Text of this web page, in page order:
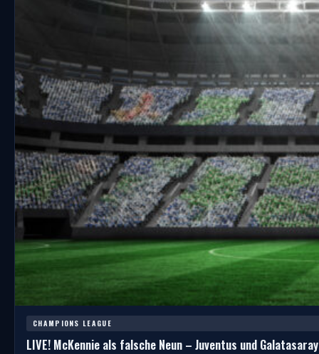
CHAMPIONS LEAGUE
LIVE! McKennie als falsche Neun – Juventus und